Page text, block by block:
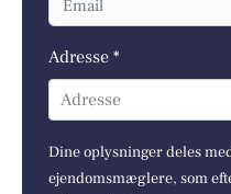
Adresse *
Adresse
Dine oplysninger deles
ejendomsmæglere, som